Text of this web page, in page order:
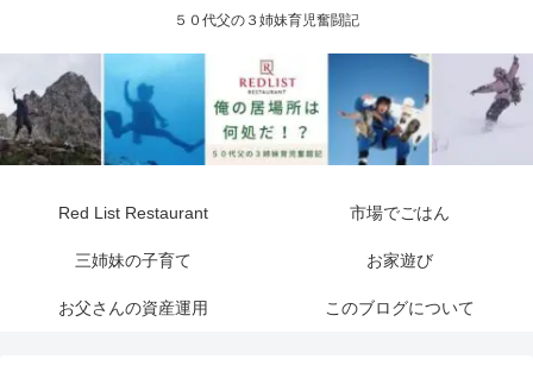
５０代父の３姉妹育児奮闘記
Red List Restaurant 市場でごはん
三姉妹の子育て お家遊び
お父さんの資産運用 このブログについて